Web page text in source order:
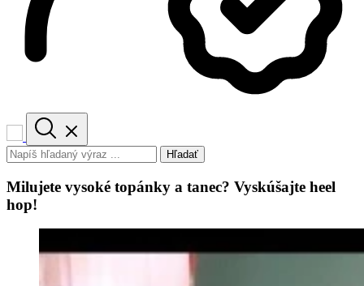
Hľadať
Milujete vysoké topánky a tanec? Vyskúšajte heel
hop!